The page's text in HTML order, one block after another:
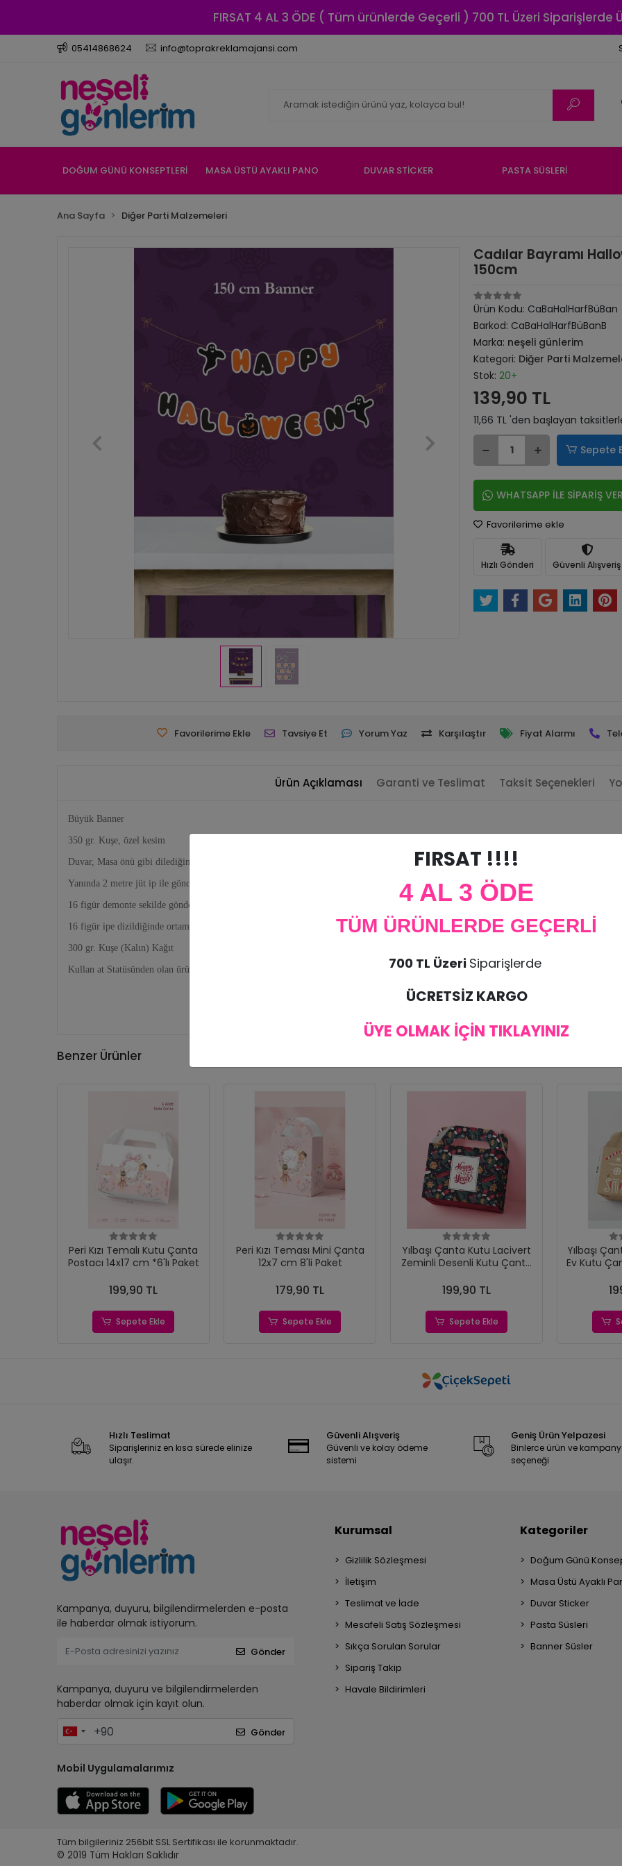
FIRSAT 4 AL 3 ÖDE ( Tüm ürünlerde Geçerli ) 700 TL Üzeri Siparişlerde
05414868624 info@toprakreklamajansi.com
DOĞUM GÜNÜ KONSEPTLERİ MASA ÜSTÜ AYAKLI PANO DUVAR STİCKER PASTA SÜSLERİ
Ana Sayfa Diğer Parti Malzemeleri
Cadılar Bayramı
150cm
Ürün Kodu: CaBaHalHarfBüBan
Barkod: CaBaHalHarfBüBanB
Marka: neşeli günlerim
Kategori: Diğer Parti
Stok: 20+
139,90 TL
11,66 TL 'den başlayan
Sepete
WHATSAPP İLE SİPARİŞ
Favorilerime ekle
Hızlı Gönderi Güvenli Alışveriş
Favorilerime Ekle Tavsiye Et Yorum Yaz Karşılaştır Fiyat Alarmı
Ürün Açıklaması Garanti ve Teslimat Taksit Seçenekleri
Büyük Banner
350 gr. Kuşe, özel kesim
Duvar, Masa önü gibi dilediğiniz yerde dekor olarak kullanabilirsiniz.
Yanında 2 metre jüt ip ile gönderilmektedir.
16 figür demonte sekilde gönderilmektedir.
16 figür ipe dizildiğinde ortama 150 cm uzunluğundadır. Tek figür ortalama 10 cm büyüklüğündedir.
300 gr. Kuşe (Kalın) Kağıt
Kullan at Statüsünden olan ürünler olduğundan ürün iadesi kabul edilmemektedir. Ürünün zarar görmesi halinde tekrar ürün gönderimi
Benzer Ürünler
Peri Kızı Temalı Kutu Çanta
Postacı 14x17 cm *6'lı Paket
199,90 TL
Sepete Ekle
Peri Kızı Teması Mini Çanta
12x7 cm 8'li Paket
179,90 TL
Sepete Ekle
Yılbaşı Çanta Kutu Lacivert
Zeminli Desenli Kutu Çanta
199,90 TL
Sepete Ekle
Yılbaşı
Ev Kutu
Hızlı Teslimat
Siparişleriniz en kısa sürede elinize
ulaşır.
Güvenli Alışveriş
Güvenli ve kolay ödeme
sistemi
Geniş Ürün Yelpazesi
Binlerce ürün ve
seçeneği
Kampanya, duyuru, bilgilendirmelerden e-posta
ile haberdar olmak istiyorum.
Gönder
Kampanya, duyuru ve bilgilendirmelerden
haberdar olmak için kayıt olun.
Gönder
Mobil Uygulamalarımız
Kurumsal
Gizlilik Sözleşmesi
İletişim
Teslimat ve İade
Mesafeli Satış Sözleşmesi
Sıkça Sorulan Sorular
Sipariş Takip
Havale Bildirimleri
Kategoriler
Doğum Günü
Masa Üstü Ayaklı
Duvar Sticker
Pasta Süsleri
Banner Süsler
Tüm bilgileriniz 256bit SSL Sertifikası ile korunmaktadır.
© 2019 Tüm Hakları Saklıdır
FIRSAT !!!!
4 AL 3 ÖDE
TÜM ÜRÜNLERDE GEÇERLİ
700 TL Üzeri Siparişlerde
ÜCRETSİZ KARGO
ÜYE OLMAK İÇİN TIKLAYINIZ